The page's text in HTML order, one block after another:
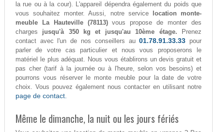
la rue ou à la cour). L'appareil dépendra également du poids que
vous souhaitez monter. Aussi, notre service
location monte-
meuble La Hauteville (78113)vous propose de monter des
charges jusqu'à 350 kg et jusqu'au 10ème étage. Prenez
contact avec l'un de nos conseillers au01.78.91.33.33 pour
parler de votre cas particulier et nous vous proposerons le
matériel le plus adéquat. Nous vous établirons un devis gratuit et
pas cher (tarif à la journée ou à l'heure, selon vos besoins) et
pourrons vous réserver le monte meuble pour la date de votre
choix. Vous pouvez également nous contacter en utilisant notre
page de contact.
Même le dimanche, la nuit ou les jours fériés